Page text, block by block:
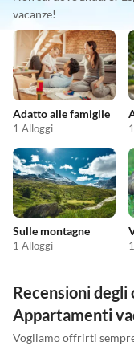
vacanze!
Adatto alle famiglie
1 Alloggi
Sulle montagne
1 Alloggi
Recensioni
Appartamenti
Vogliamo offrirti